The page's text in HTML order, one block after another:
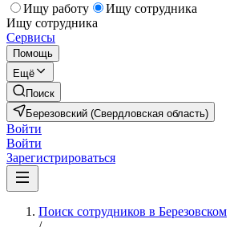
Ищу работу
Ищу сотрудника
Ищу сотрудника
Сервисы
Помощь
Ещё
Поиск
Березовский (Свердловская область)
Войти
Войти
Зарегистрироваться
Поиск сотрудников в Березовском